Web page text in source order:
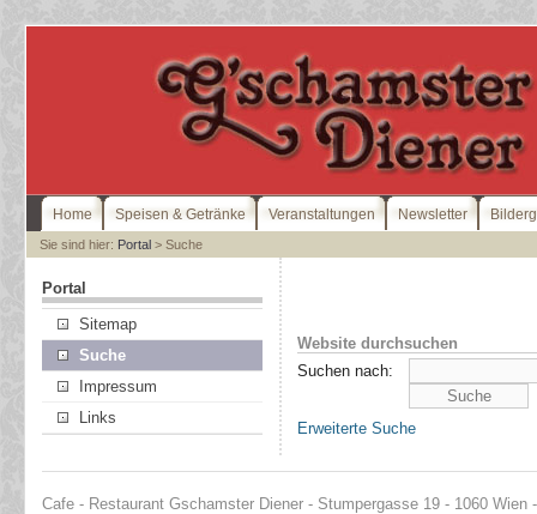
Home Speisen & Getränke Veranstaltungen Newsletter
Sie sind hier: Portal > Suche
Portal
Sitemap
Suche
Impressum
Links
Website durchsuchen
Suchen nach:
Erweiterte Suche
Cafe - Restaurant Gschamster Diener - Stumpergasse 19 - 1060 Wien